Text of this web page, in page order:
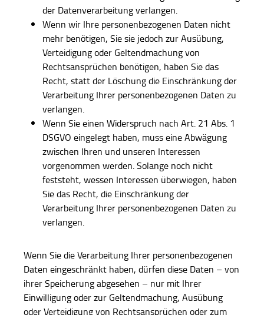
der Datenverarbeitung verlangen.
Wenn wir Ihre personenbezogenen Daten nicht
mehr benötigen, Sie sie jedoch zur Ausübung,
Verteidigung oder Geltendmachung von
Rechtsansprüchen benötigen, haben Sie das
Recht, statt der Löschung die Einschränkung der
Verarbeitung Ihrer personenbezogenen Daten zu
verlangen.
Wenn Sie einen Widerspruch nach Art. 21 Abs. 1
DSGVO eingelegt haben, muss eine Abwägung
zwischen Ihren und unseren Interessen
vorgenommen werden. Solange noch nicht
feststeht, wessen Interessen überwiegen, haben
Sie das Recht, die Einschränkung der
Verarbeitung Ihrer personenbezogenen Daten zu
verlangen.
Wenn Sie die Verarbeitung Ihrer personenbezogenen
Daten eingeschränkt haben, dürfen diese Daten – von
ihrer Speicherung abgesehen – nur mit Ihrer
Einwilligung oder zur Geltendmachung, Ausübung
oder Verteidigung von Rechtsansprüchen oder zum